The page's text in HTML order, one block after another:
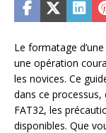
Le formatage
une opération
les novices. Ce
dans ce
FAT32, les
disponibles. Que